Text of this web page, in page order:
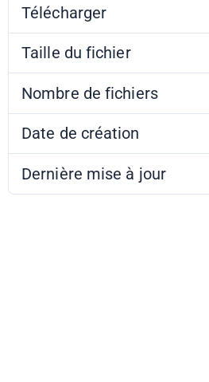
Télécharger
Taille du fichier
Nombre de fichiers
Date de création
Dernière mise à jour